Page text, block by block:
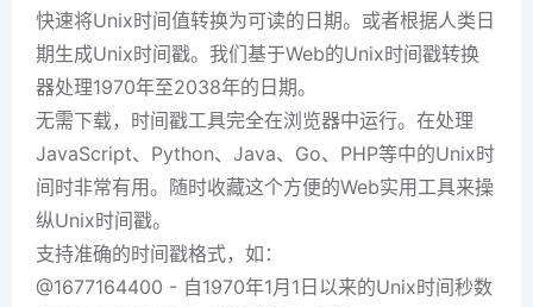
快速将Unix时间值转换为可读的日期。或者根据人类日
期生成Unix时间戳。我们基于Web的Unix时间戳转换
器处理1970年至2038年的日期。
无需下载，时间戳工具完全在浏览器中运行。在处理
JavaScript、Python、Java、Go、PHP等中的Unix时
间时非常有用。随时收藏这个方便的Web实用工具来操
纵Unix时间戳。
支持准确的时间戳格式，如：
@1677164400 - 自1970年1月1日以来的Unix时间秒数